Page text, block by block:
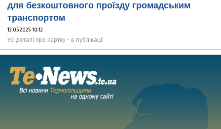
для безкоштовного проїзду громадським
транспортом
13.05.2025 10:12
Усі деталі про картку - в публікації